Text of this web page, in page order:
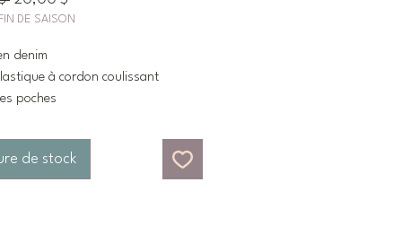
original promotionnel
DE SAISON
denim
à cordon coulissant
poches
de stock